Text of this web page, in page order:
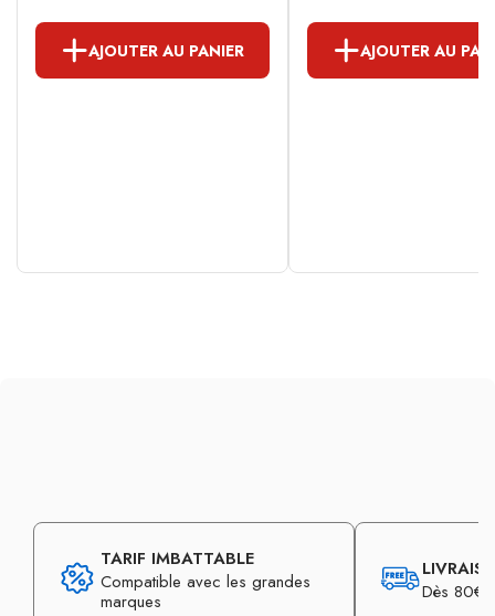
AJOUTER AU PANIER AJOUTER AU
TARIF IMBATTABLE
Compatible avec les grandes
marques
Dès 80€